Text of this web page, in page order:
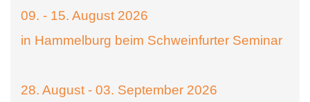
09. - 15. August 2026
in Hammelburg beim Schweinfurter Seminar
28. August - 03. September 2026